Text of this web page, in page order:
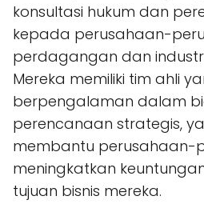
konsultasi hukum dan
kepada perusahaan-
perdagangan dan
Mereka memiliki tim ahli
berpengalaman dalam
perencanaan strategis,
membantu perusahaan-
meningkatkan
tujuan bisnis mereka.